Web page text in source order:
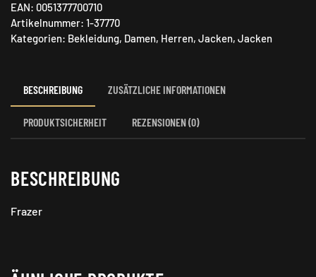
Camou
Menge
EAN: 0051377700710
Artikelnummer: 1-37770
Kategorien: Bekleidung, Damen, Herren, Jacken, Jacken
BESCHREIBUNG ZUSÄTZLICHE INFORMATIONEN
PRODUKTSICHERHEIT REZENSIONEN (0)
BESCHREIBUNG
Frazer